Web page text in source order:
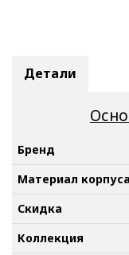
Детали
Бренд
Материал корпуса
Скидка
Коллекция